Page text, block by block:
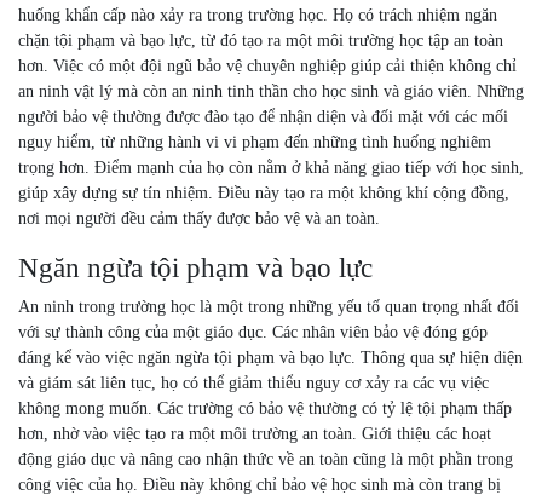
huống khẩn cấp nào xảy ra trong trường học. Họ có trách nhiệm ngăn
chặn tội phạm và bạo lực, từ đó tạo ra một môi trường học tập an toàn
hơn. Việc có một đội ngũ bảo vệ chuyên nghiệp giúp cải thiện không chỉ
an ninh vật lý mà còn an ninh tinh thần cho học sinh và giáo viên. Những
người bảo vệ thường được đào tạo để nhận diện và đối mặt với các mối
nguy hiểm, từ những hành vi vi phạm đến những tình huống nghiêm
trọng hơn. Điểm mạnh của họ còn nằm ở khả năng giao tiếp với học sinh,
giúp xây dựng sự tín nhiệm. Điều này tạo ra một không khí cộng đồng,
nơi mọi người đều cảm thấy được bảo vệ và an toàn.
Ngăn ngừa tội phạm và bạo lực
An ninh trong trường học là một trong những yếu tố quan trọng nhất đối
với sự thành công của một giáo dục. Các nhân viên bảo vệ đóng góp
đáng kể vào việc ngăn ngừa tội phạm và bạo lực. Thông qua sự hiện diện
và giám sát liên tục, họ có thể giảm thiểu nguy cơ xảy ra các vụ việc
không mong muốn. Các trường có bảo vệ thường có tỷ lệ tội phạm thấp
hơn, nhờ vào việc tạo ra một môi trường an toàn. Giới thiệu các hoạt
động giáo dục và nâng cao nhận thức về an toàn cũng là một phần trong
công việc của họ. Điều này không chỉ bảo vệ học sinh mà còn trang bị